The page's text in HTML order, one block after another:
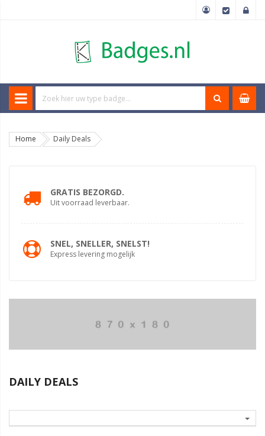
Home Daily Deals
DAILY DEALS
GRATIS BEZORGD.
Uit voorraad leverbaar.
SNEL, SNELLER, SNELST!
Express levering mogelijk